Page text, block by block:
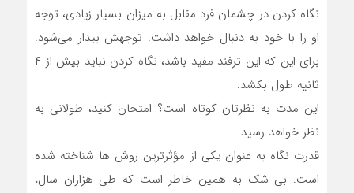
نگاه کردن در چشمان فرد مقابل به میزان بسیار زیادی، توجه
او را با خود به دنبال خواهد داشت. توجهش بیدار می‌شود.
برای این که این ترفند مفید باشد، نگاه کردن نباید بیش از ۴
ثانیه طول بکشد.
این مدت به نظرتان کوتاه است؟ امتحان کنید، طولانی به
نظر خواهد رسید.
قدرت نگاه به عنوان یکی از مؤثرترین روش ها شناخته شده
است. بی شک به همین خاطر است که طی هزاران سال،